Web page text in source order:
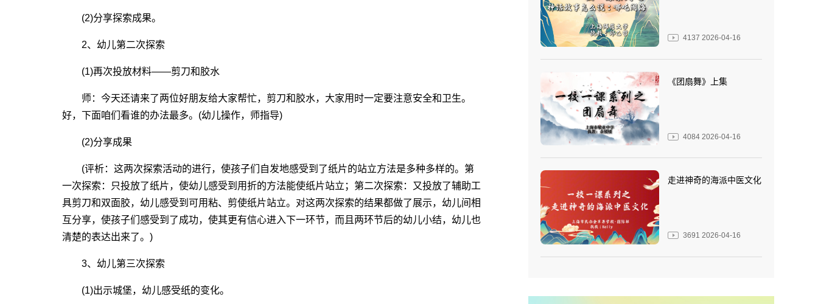
(2)分享探索成果。
2、幼儿第二次探索
(1)再次投放材料――剪刀和胶水
师：今天还请来了两位好朋友给大家帮忙，剪刀和胶水，大家用时一定要注意安全和卫生。
好，下面咱们看谁的办法最多。(幼儿操作，师指导)
(2)分享成果
(评析：这两次探索活动的进行，使孩子们自发地感受到了纸片的站立方法是多种多样的。第
一次探索：只投放了纸片，使幼儿感受到用折的方法能使纸片站立；第二次探索：又投放了辅助工
具剪刀和双面胶，幼儿感受到可用粘、剪使纸片站立。对这两次探索的结果都做了展示，幼儿间相
互分享，使孩子们感受到了成功，使其更有信心进入下一环节，而且两环节后的幼儿小结，幼儿也
清楚的表达出来了。)
3、幼儿第三次探索
(1)出示城堡，幼儿感受纸的变化。
4137 2026-04-16
《团扇舞》上集
4084 2026-04-16
走进神奇的海派中医文化
3691 2026-04-16